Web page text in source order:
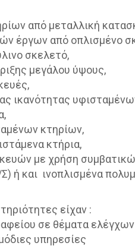
από μεταλλική
έργων από οπλισμένο
σκελετό,
μεγάλου ύψους,
ικανότητας
κτηρίων,
κτήρια,
με χρήση
ή και ινοπλισμένα
είχαν :
σε θέματα ελέγχων
υπηρεσίες